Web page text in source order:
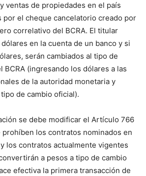
ventas de propiedades en el país
por el cheque cancelatorio creado por
correlativo del BCRA. El titular
en la cuenta de un banco y si
serán cambiados al tipo de
BCRA (ingresando los dólares a las
de la autoridad monetaria y
de cambio oficial).
se debe modificar el Artículo 766
los contratos nominados en
los contratos actualmente vigentes
a pesos a tipo de cambio
efectiva la primera transacción de